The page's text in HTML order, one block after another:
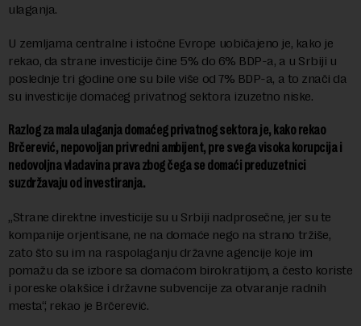
ulaganja.
U zemljama centralne i istočne Evrope uobičajeno je, kako je
rekao, da strane investicije čine 5% do 6% BDP-a, a u Srbiji u
poslednje tri godine one su bile više od 7% BDP-a, a to znači da
su investicije domaćeg privatnog sektora izuzetno niske.
Razlog za mala ulaganja domaćeg privatnog sektora je, kako rekao
Brčerević, nepovoljan privredni ambijent, pre svega visoka korupcija i
nedovoljna vladavina prava zbog čega se domaći preduzetnici
suzdržavaju od investiranja.
„Strane direktne investicije su u Srbiji nadprosečne, jer su te
kompanije orjentisane, ne na domaće nego na strano tržiše,
zato što su im na raspolaganju državne agencije koje im
pomažu da se izbore sa domaćom birokratijom, a često koriste
i poreske olakšice i državne subvencije za otvaranje radnih
mesta“, rekao je Brčerević.